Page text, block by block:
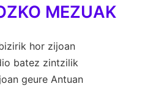
MEZUAK
hor zijoan
batez zintzilik
geure Antuan